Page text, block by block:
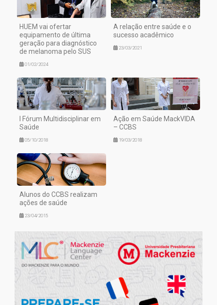
HUEM vai ofertar
equipamento de última
geração para diagnóstico
de melanoma pelo SUS
01/02/2024
A relação entre saúde e o
sucesso acadêmico
23/03/2021
I Fórum Multidisciplinar em
Saúde
05/10/2018
Ação em Saúde MackVIDA
– CCBS
19/03/2018
Alunos do CCBS realizam
ações de saúde
23/04/2015